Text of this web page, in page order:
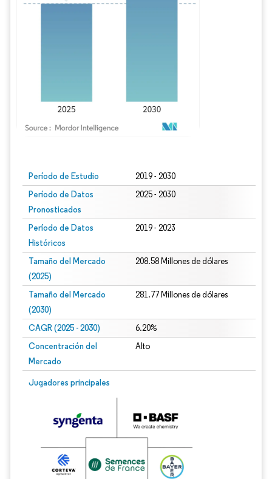
Período de Estudio 2019 - 2030
Período de Datos
Pronosticados
2025 - 2030
Período de Datos
Históricos
2019 - 2023
Tamaño del Mercado
(2025)
208.58 Millones de dólares
Tamaño del Mercado
(2030)
281.77 Millones de dólares
CAGR (2025 - 2030) 6.20%
Concentración del
Mercado
Alto
Jugadores principales